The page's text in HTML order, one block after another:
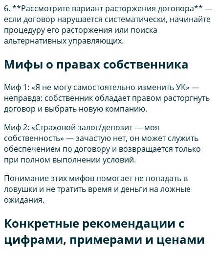
6. **Рассмотрите вариант расторжения договора** —
если договор нарушается систематически, начинайте
процедуру его расторжения или поиска
альтернативных управляющих.
Мифы о правах собственника
Миф 1: «Я не могу самостоятельно изменить УК» —
неправда: собственник обладает правом расторгнуть
договор и выбрать новую компанию.
Миф 2: «Страховой залог/депозит — моя
собственность» — зачастую нет, он может служить
обеспечением по договору и возвращается только
при полном выполнении условий.
Понимание этих мифов помогает не попадать в
ловушки и не тратить время и деньги на ложные
ожидания.
Конкретные рекомендации с
цифрами, примерами и ценами